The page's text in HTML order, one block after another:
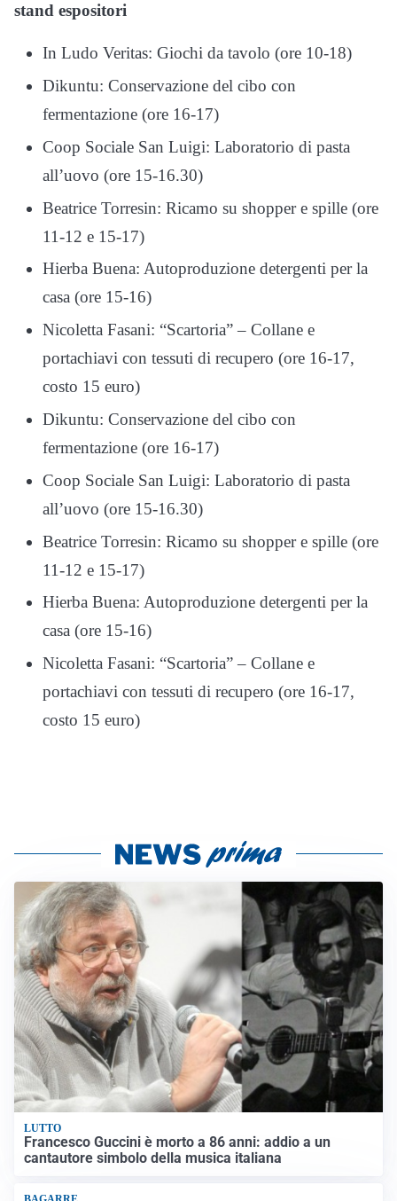
stand espositori
In Ludo Veritas: Giochi da tavolo (ore 10-18)
Dikuntu: Conservazione del cibo con
fermentazione (ore 16-17)
Coop Sociale San Luigi: Laboratorio di pasta
all’uovo (ore 15-16.30)
Beatrice Torresin: Ricamo su shopper e spille (ore
11-12 e 15-17)
Hierba Buena: Autoproduzione detergenti per la
casa (ore 15-16)
Nicoletta Fasani: “Scartoria” – Collane e
portachiavi con tessuti di recupero (ore 16-17,
costo 15 euro)
Dikuntu: Conservazione del cibo con
fermentazione (ore 16-17)
Coop Sociale San Luigi: Laboratorio di pasta
all’uovo (ore 15-16.30)
Beatrice Torresin: Ricamo su shopper e spille (ore
11-12 e 15-17)
Hierba Buena: Autoproduzione detergenti per la
casa (ore 15-16)
Nicoletta Fasani: “Scartoria” – Collane e
portachiavi con tessuti di recupero (ore 16-17,
costo 15 euro)
LUTTO
Francesco Guccini è morto a 86 anni: addio a un
cantautore simbolo della musica italiana